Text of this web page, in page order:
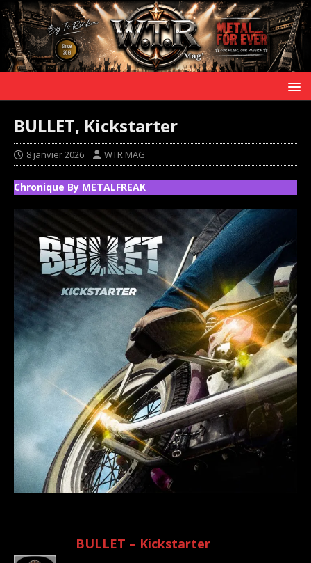
BULLET, Kickstarter
8 janvier 2026 WTR MAG
Chronique By METALFREAK
BULLET – Kickstarter